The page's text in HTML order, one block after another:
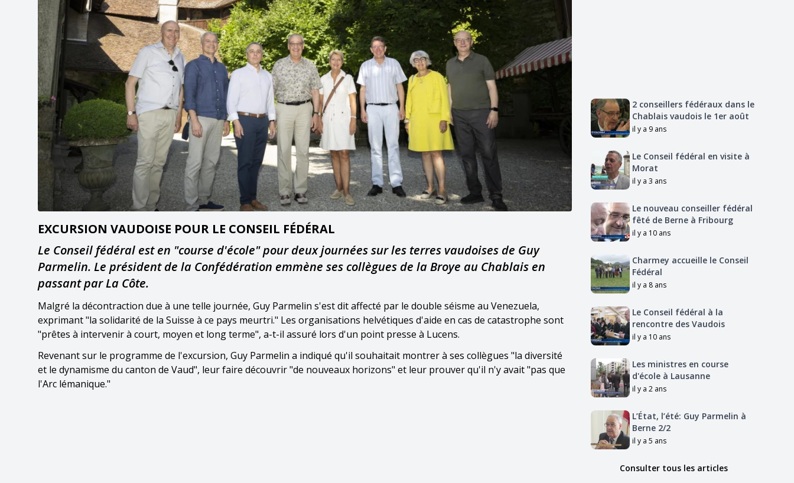
EXCURSION VAUDOISE POUR LE CONSEIL FÉDÉRAL
Le Conseil fédéral est en "course d'école" pour deux journées sur les terres vaudoises de Guy
Parmelin. Le président de la Confédération emmène ses collègues de la Broye au Chablais en
passant par La Côte.
Malgré la décontraction due à une telle journée, Guy Parmelin s'est dit affecté par le double séisme au Venezuela,
exprimant "la solidarité de la Suisse à ce pays meurtri." Les organisations helvétiques d'aide en cas de catastrophe sont
"prêtes à intervenir à court, moyen et long terme", a-t-il assuré lors d'un point presse à Lucens.
Revenant sur le programme de l'excursion, Guy Parmelin a indiqué qu'il souhaitait montrer à ses collègues "la diversité
et le dynamisme du canton de Vaud", leur faire découvrir "de nouveaux horizons" et leur prouver qu'il n'y avait "pas que
l'Arc lémanique."
2 conseillers fédéraux dans le
Chablais vaudois le 1er août
il y a 9 ans
Le Conseil fédéral en visite à
Morat
il y a 3 ans
Le nouveau conseiller fédéral
fêté de Berne à Fribourg
il y a 10 ans
Charmey accueille le Conseil
Fédéral
il y a 8 ans
Le Conseil fédéral à la
rencontre des Vaudois
il y a 10 ans
Les ministres en course
d'école à Lausanne
il y a 2 ans
L’État, l’été: Guy Parmelin à
Berne 2/2
il y a 5 ans
Consulter tous les articles